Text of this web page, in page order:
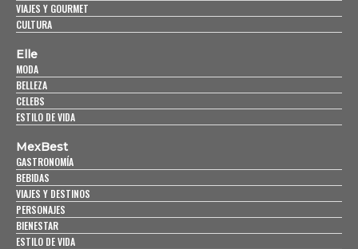
VIAJES Y GOURMET
CULTURA
Elle
MODA
BELLEZA
CELEBS
ESTILO DE VIDA
MexBest
GASTRONOMÍA
BEBIDAS
VIAJES Y DESTINOS
PERSONAJES
BIENESTAR
ESTILO DE VIDA